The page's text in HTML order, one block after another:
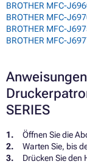
BROTHER MFC-
BROTHER MFC-
BROTHER MFC-
BROTHER MFC-
SERIES
Öffnen Sie die
Warten Sie, bis
Drücken Sie den